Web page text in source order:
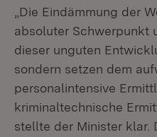
„Die Eindämmung der
absoluter Schwerpunkt
dieser unguten
sondern setzen dem
personalintensive
kriminaltechnische
stellte der Minister klar.